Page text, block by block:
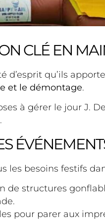
CLÉ EN
qu’ils
et le démontage.
à gérer le jour J.
.
les besoins festifs
de structures
pour parer aux